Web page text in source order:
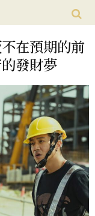
在預期的前
發財夢